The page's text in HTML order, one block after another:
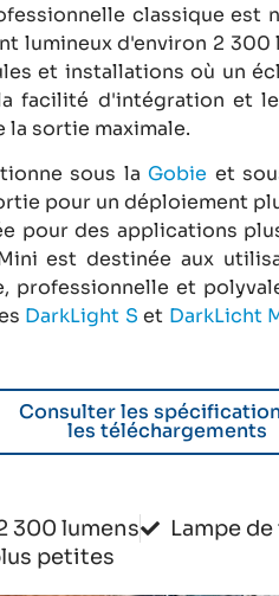
classique est
lumineux d'environ 2 300
et installations où un
facilité d'intégration et
sortie maximale.
sous la Gobie et
pour un déploiement
pour des applications
est destinée aux
professionnelle et
DarkLight S et DarkLicht
Consulter les
les téléchargements
300 lumens
Lampe
petites